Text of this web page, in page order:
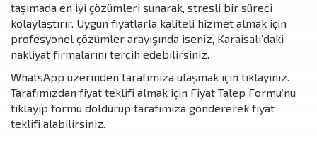
taşımada en iyi çözümleri sunarak, stresli bir süreci
kolaylaştırır. Uygun fiyatlarla kaliteli hizmet almak için
profesyonel çözümler arayışında iseniz, Karaisalı’daki
nakliyat firmalarını tercih edebilirsiniz.
WhatsApp üzerinden tarafımıza ulaşmak için tıklayınız.
Tarafımızdan fiyat teklifi almak için Fiyat Talep Formu‘nu
tıklayıp formu doldurup tarafımıza göndererek fiyat
teklifi alabilirsiniz.